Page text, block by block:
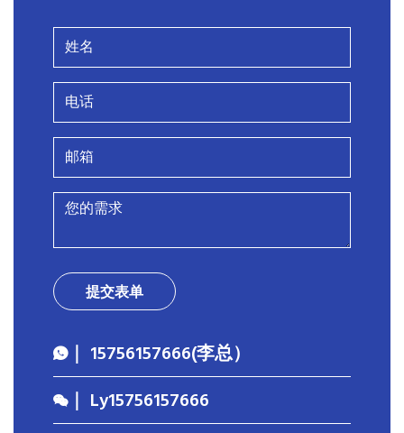
提交表单
｜ 15756157666(李总）
｜ Ly15756157666